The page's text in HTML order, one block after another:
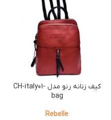
کیف زنانه رنو مدل CH-italy01-
bag
Rebelle